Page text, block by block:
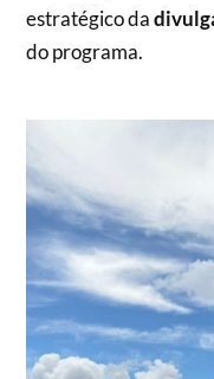
estratégico da
do programa.